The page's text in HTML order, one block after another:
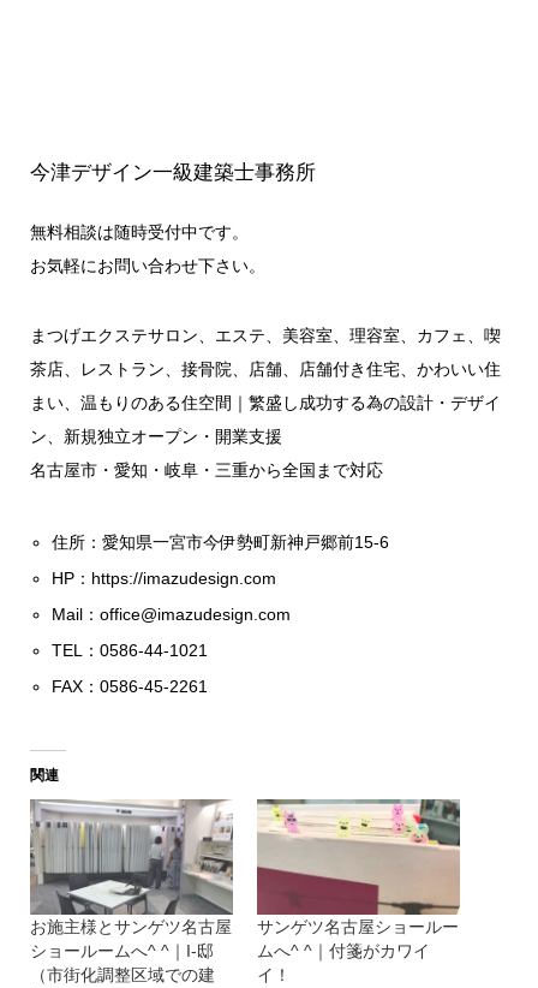
今津デザイン一級建築士事務所
無料相談は随時受付中です。
お気軽にお問い合わせ下さい。
まつげエクステサロン、エステ、美容室、理容室、カフェ、喫
茶店、レストラン、接骨院、店舗、店舗付き住宅、かわいい住
まい、温もりのある住空間｜繁盛し成功する為の設計・デザイ
ン、新規独立オープン・開業支援
名古屋市・愛知・岐阜・三重から全国まで対応
住所：愛知県一宮市今伊勢町新神戸郷前15-6
HP： https://imazudesign.com
Mail：office@imazudesign.com
TEL：0586-44-1021
FAX：0586-45-2261
関連
お施主様とサンゲツ名古屋
ショールームへ^ ^｜I-邸
（市街化調整区域での建
サンゲツ名古屋ショールー
ムへ^ ^｜付箋がカワイ
イ！